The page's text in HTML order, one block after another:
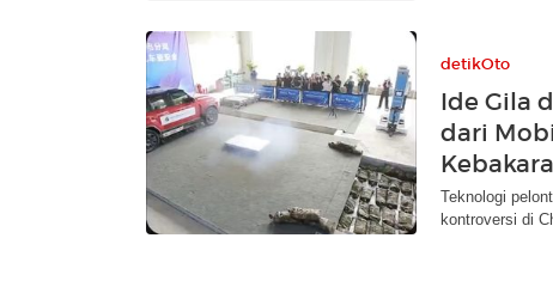
detikOto
Ide Gila
dari
Teknologi
kontroversi di